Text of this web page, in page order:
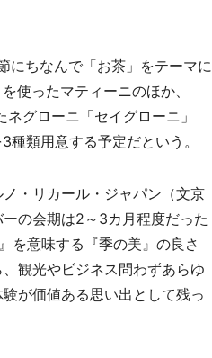
ちなんで「お茶」をテーマに
使ったマティーニのほか、
グローニ「セイグローニ」
類用意する予定だという。
・リカール・ジャパン（文京
の会期は2～3カ月程度だった
を意味する『季の美』の良さ
観光やビジネス問わずあらゆ
が価値ある思い出として残っ